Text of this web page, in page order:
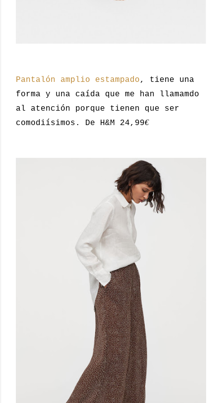
Pantalón amplio estampado, tiene una
forma y una caída que me han llamamdo
al atención porque tienen que ser
comodiísimos. De H&M 24,99€